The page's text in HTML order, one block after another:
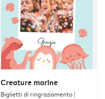
Creature marine
Biglietti di ringraziamento |